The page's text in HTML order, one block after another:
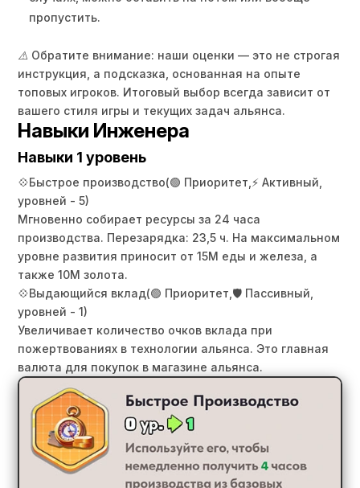
пропустить.
⚠️ Обратите внимание: наши оценки — это не строгая
инструкция, а подсказка, основанная на опыте
топовых игроков. Итоговый выбор всегда зависит от
вашего стиля игры и текущих задач альянса.
Навыки Инженера
Навыки 1 уровень
💠Быстрое производство(🟢 Приоритет, ⚡ Активный,
уровней - 5)
Мгновенно собирает ресурсы за 24 часа
производства. Перезарядка: 23,5 ч. На максимальном
уровне развития приносит от 15M еды и железа, а
также 10M золота.
💠Выдающийся вклад(🟢 Приоритет, 🛡️ Пассивный,
уровней - 1)
Увеличивает количество очков вклада при
пожертвованиях в технологии альянса. Это главная
валюта для покупок в магазине альянса.